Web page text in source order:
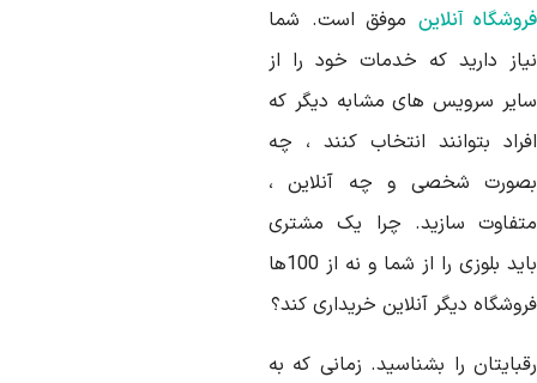
آنلاینموفق است. شما
دارید که خدمات خود را از
سرویس های مشابه دیگر که
بتوانند انتخاب کنند ، چه
شخصی و چه آنلاین ،
سازید. چرا یک مشتری
باید بلوزی را از شما و نه از 100ها
دیگر آنلاین خریداری کند؟
را بشناسید. زمانی که به